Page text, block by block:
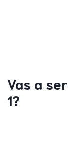
Vas a
1?